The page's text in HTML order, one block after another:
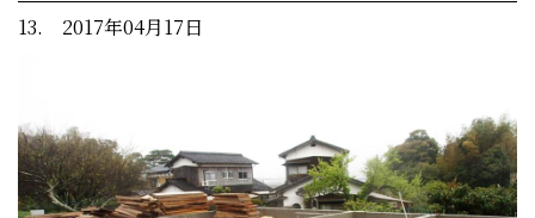
13. 2017年04月17日